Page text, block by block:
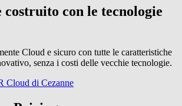
con le tecnologie
Cloud e sicuro con tutte le caratteristiche
senza i costi delle vecchie tecnologie.
Cloud di Cezanne